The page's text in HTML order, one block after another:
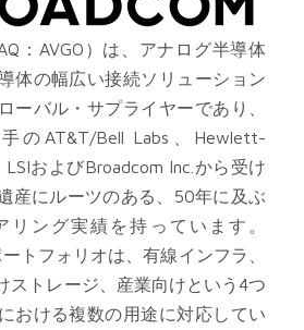
：AVGO）は、アナログ半導体
体の幅広い接続ソリューション
ーバル・サプライヤーであり、
のAT&T/Bell Labs、Hewlett-
およびBroadcom Inc.から受け
産にルーツのある、50年に及ぶ
リング実績を持っています。
トフォリオは、有線インフラ、
ストレージ、産業向けという4つ
おける複数の用途に対応してい